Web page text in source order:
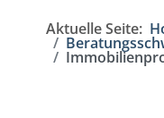
Aktuelle Seite: